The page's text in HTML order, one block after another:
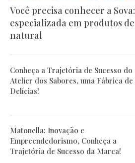
Você precisa conhecer a
especializada em produtos
natural
Conheça a Trajetória de Sucesso do
Atelier dos Sabores, uma Fábrica de
Delícias!
Matonella: Inovação e
Empreendedorismo, Conheça a
Trajetória de Sucesso da Marca!